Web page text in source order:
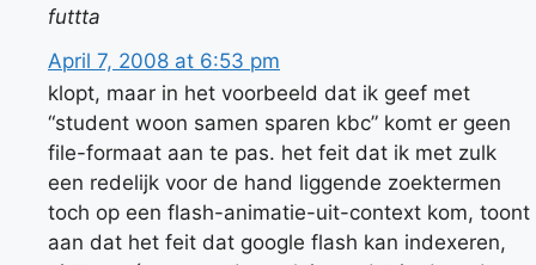
futtta
April 7, 2008 at 6:53 pm
klopt, maar in het voorbeeld dat ik geef met
“student woon samen sparen kbc” komt er geen
file-formaat aan te pas. het feit dat ik met zulk
een redelijk voor de hand liggende zoektermen
toch op een flash-animatie-uit-context kom, toont
aan dat het feit dat google flash kan indexeren,